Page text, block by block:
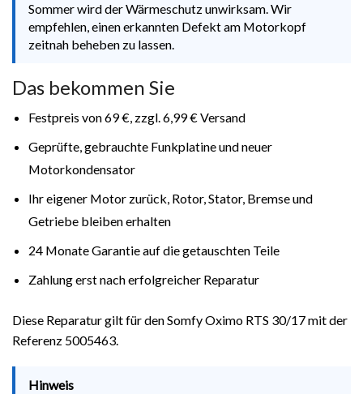
Sommer wird der Wärmeschutz unwirksam. Wir
empfehlen, einen erkannten Defekt am Motorkopf
zeitnah beheben zu lassen.
Das bekommen Sie
Festpreis von 69 €, zzgl. 6,99 € Versand
Geprüfte, gebrauchte Funkplatine und neuer
Motorkondensator
Ihr eigener Motor zurück, Rotor, Stator, Bremse und
Getriebe bleiben erhalten
24 Monate Garantie auf die getauschten Teile
Zahlung erst nach erfolgreicher Reparatur
Diese Reparatur gilt für den Somfy Oximo RTS 30/17 mit der
Referenz 5005463.
Hinweis